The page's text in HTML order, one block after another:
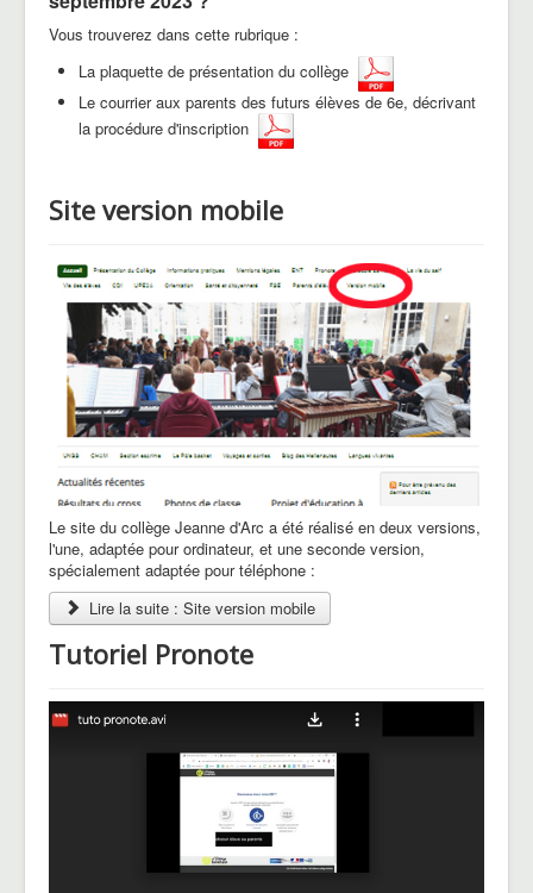
Vous trouverez dans cette rubrique :
La plaquette de présentation du collège
Le courrier aux parents des futurs élèves de 6e, décrivant
la procédure d'inscription
Site version mobile
Le site du collège Jeanne d'Arc a été réalisé en deux versions,
l'une, adaptée pour ordinateur, et une seconde version,
spécialement adaptée pour téléphone :
Lire la suite : Site version mobile
Tutoriel Pronote